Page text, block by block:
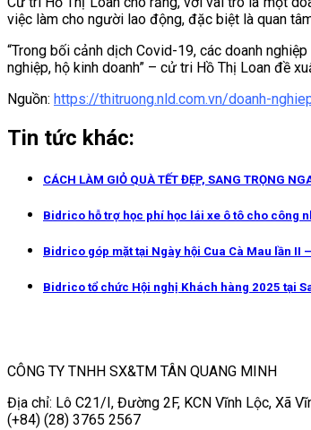
việc làm cho người lao động, đặc biệt là quan
“Trong bối cảnh dịch Covid-19, các doanh
nghiệp, hộ kinh doanh” – cử tri Hồ Thị Loan đề
Nguồn: https://thitruong.nld.com.vn/doanh-
Tin tức khác:
CÁCH LÀM GIỎ QUÀ TẾT ĐẸP, SANG TRỌNG
Bidrico hỗ trợ học phí học lái xe ô tô cho công
Bidrico góp mặt tại Ngày hội Cua Cà Mau lần
Bidrico tổ chức Hội nghị Khách hàng 2025 tại
CÔNG TY TNHH SX&TM TÂN QUANG MINH
Địa chỉ: Lô C21/I, Đường 2F, KCN Vĩnh Lộc, Xã
(+84) (28) 3765 2567